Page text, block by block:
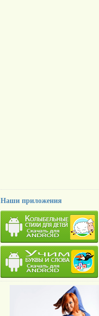
Наши приложения